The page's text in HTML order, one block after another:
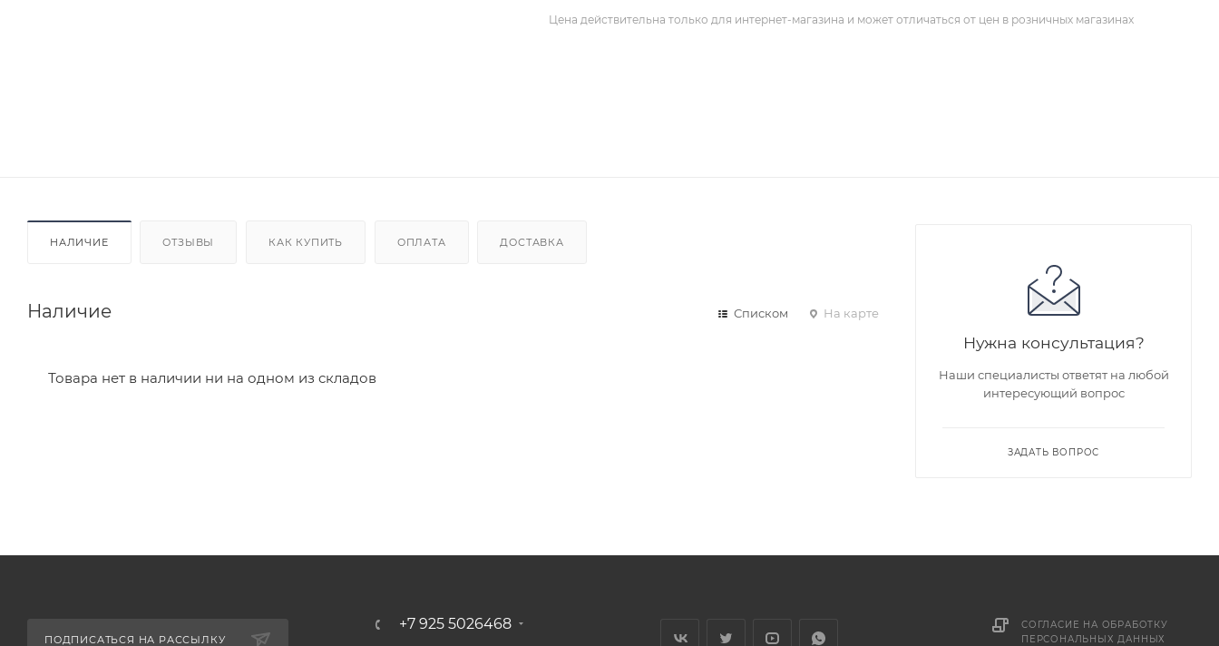
Цена действительна только для интернет-магазина и может отличаться от цен в розничных магазинах
НАЛИЧИЕ ОТЗЫВЫ КАК КУПИТЬ ОПЛАТА ДОСТАВКА
Наличие Списком На карте
Товара нет в наличии ни на одном из складов
Нужна консультация?
Наши специалисты ответят на любой
интересующий вопрос
ЗАДАТЬ ВОПРОС
ПОДПИСАТЬСЯ НА РАССЫЛКУ
+7 925 5026468
СОГЛАСИЕ НА ОБРАБОТКУ
ПЕРСОНАЛЬНЫХ ДАННЫХ